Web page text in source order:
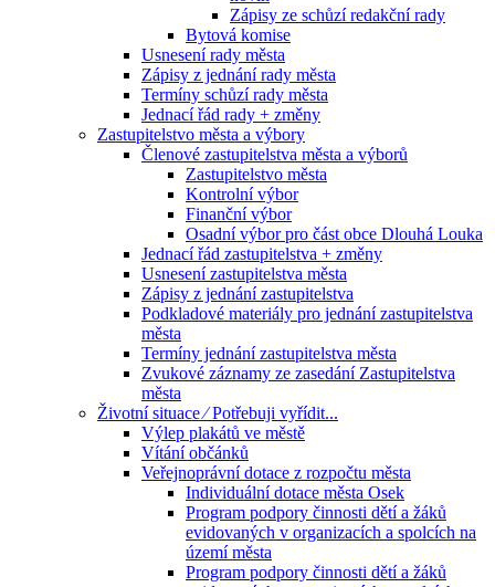
Zápisy ze schůzí redakční rady
Bytová komise
Usnesení rady města
Zápisy z jednání rady města
Termíny schůzí rady města
Jednací řád rady + změny
Zastupitelstvo města a výbory
Členové zastupitelstva města a výborů
Zastupitelstvo města
Kontrolní výbor
Finanční výbor
Osadní výbor pro část obce Dlouhá Louka
Jednací řád zastupitelstva + změny
Usnesení zastupitelstva města
Zápisy z jednání zastupitelstva
Podkladové materiály pro jednání zastupitelstva
města
Termíny jednání zastupitelstva města
Zvukové záznamy ze zasedání Zastupitelstva
města
Životní situace ⁄ Potřebuji vyřídit...
Výlep plakátů ve městě
Vítání občánků
Veřejnoprávní dotace z rozpočtu města
Individuální dotace města Osek
Program podpory činnosti dětí a žáků
evidovaných v organizacích a spolcích na
území města
Program podpory činnosti dětí a žáků